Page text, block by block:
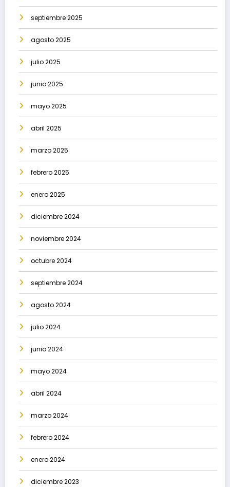
septiembre 2025
agosto 2025
julio 2025
junio 2025
mayo 2025
abril 2025
marzo 2025
febrero 2025
enero 2025
diciembre 2024
noviembre 2024
octubre 2024
septiembre 2024
agosto 2024
julio 2024
junio 2024
mayo 2024
abril 2024
marzo 2024
febrero 2024
enero 2024
diciembre 2023